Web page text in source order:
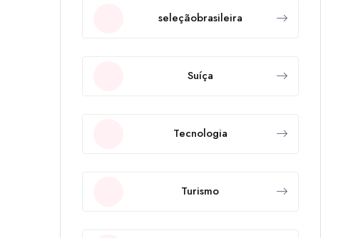
seleçãobrasileira
Suíça
Tecnologia
Turismo